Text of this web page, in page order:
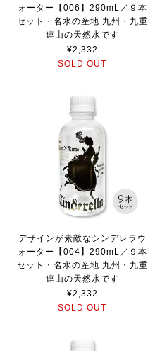
ォーター【006】290mL／９本
セット・名水の産地 九州・九重
連山の天然水です
¥2,332
SOLD OUT
デザインが素敵なシンデレラウ
ォーター【004】290mL／９本
セット・名水の産地 九州・九重
連山の天然水です
¥2,332
SOLD OUT